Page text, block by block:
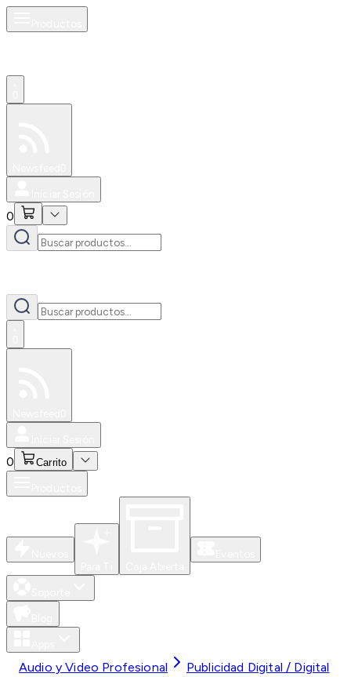
0
0 Carrito
Audio y Video Profesional
Publicidad Digital / Digital